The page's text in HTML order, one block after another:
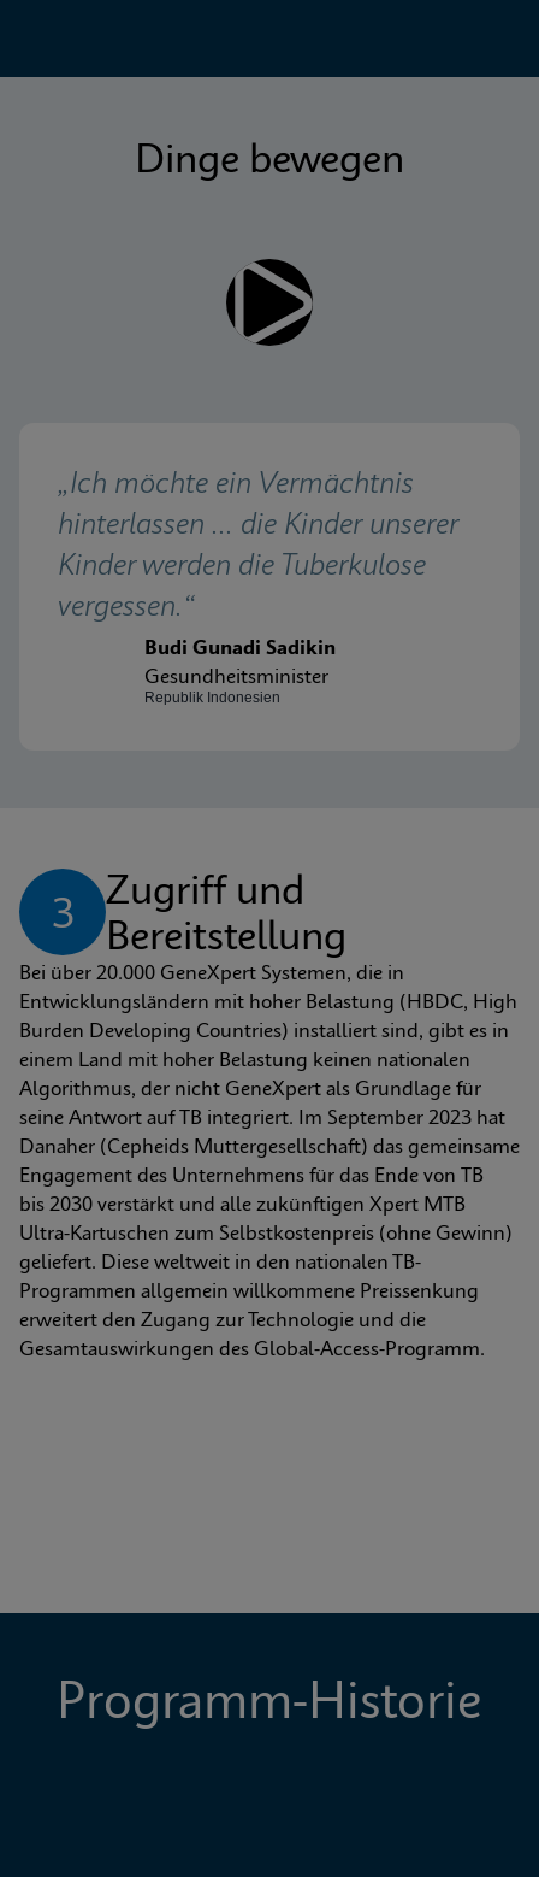
Dinge bewegen
„Ich möchte ein Vermächtnis
hinterlassen ... die Kinder unserer
Kinder werden die Tuberkulose
vergessen.“
Budi Gunadi Sadikin
Gesundheitsminister
Republik Indonesien
3
Zugriff und
Bereitstellung
Bei über 20.000 GeneXpert Systemen, die in
Entwicklungsländern mit hoher Belastung (HBDC, High
Burden Developing Countries) installiert sind, gibt es in
einem Land mit hoher Belastung keinen nationalen
Algorithmus, der nicht GeneXpert als Grundlage für
seine Antwort auf TB integriert. Im September 2023 hat
Danaher (Cepheids Muttergesellschaft) das gemeinsame
Engagement des Unternehmens für das Ende von TB
bis 2030 verstärkt und alle zukünftigen Xpert MTB
Ultra-Kartuschen zum Selbstkostenpreis (ohne Gewinn)
geliefert. Diese weltweit in den nationalen TB-
Programmen allgemein willkommene Preissenkung
erweitert den Zugang zur Technologie und die
Gesamtauswirkungen des Global-Access-Programm.
Programm-Historie